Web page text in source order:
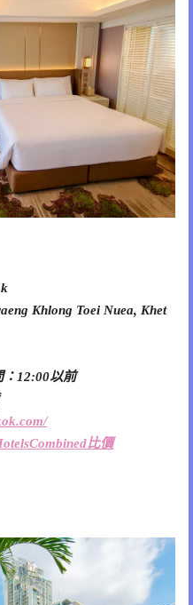
Khlong Toei Nuea, Khet
12:00以前
比價